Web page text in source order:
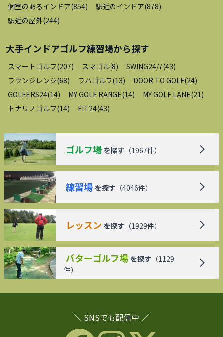
個室のあるインドア(854) 駅近のインドア(878)
駅近の屋外(244)
大手インドアゴルフ練習場から探す
スマートゴルフ(207) スマゴル(8) SWING24/7(43)
ラウンジレンジ(68) ラハゴルフ(13) DOOR TO GOLF(24)
GOLFERS24(14) MY GOLF RANGE(14) MY GOLF LANE(21 )
トナリノゴルフ(14) FiT24(43)
ゴルフ場 を探す （1967件）
練習場 を探す （4046件）
レッスン を探す （1929件）
パターゴルフ場 を探す （1129
件）
＼ SNSでも配信中 ／